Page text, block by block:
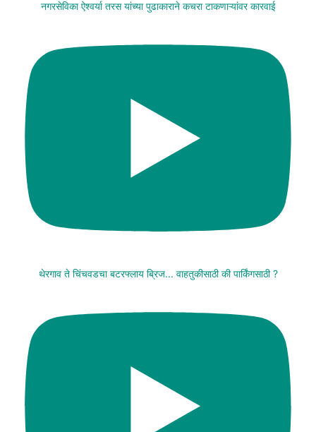
नगरसेविका ऐश्वर्या तरस यांच्या पुढाकाराने कचरा टाकणाऱ्यांवर कारवाई
थेरगाव ते चिंचवडचा बटरफ्लाय ब्रिज... वाहतुकीसाठी की पार्किंगसाठी ?